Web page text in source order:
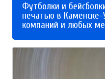
Футболки и
печатью в
компаний и любых